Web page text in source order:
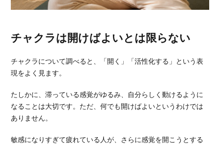
チャクラは開けばよいとは限らない
チャクラについて調べると、「開く」「活性化する」という表
現をよく見ます。
たしかに、滞っている感覚がゆるみ、自分らしく動けるように
なることは大切です。ただ、何でも開けばよいというわけでは
ありません。
敏感になりすぎて疲れている人が、さらに感覚を開こうとする